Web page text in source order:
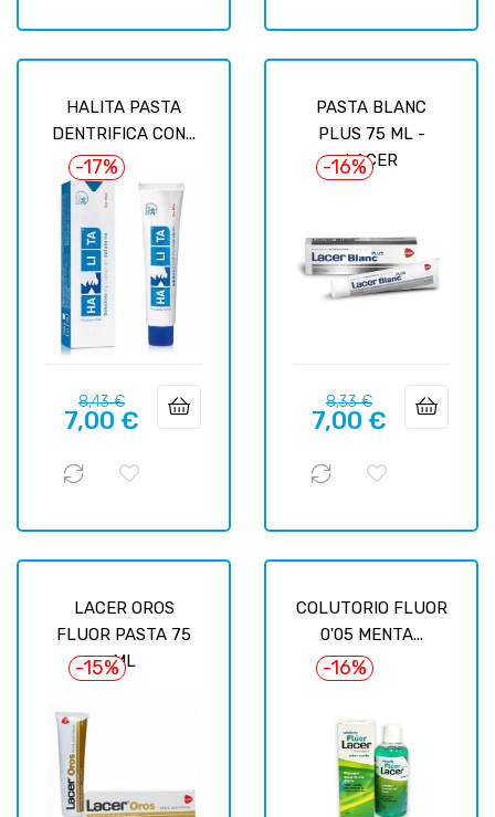
HALITA PASTA
DENTRIFICA CON...
-17%
Prix
habituel
8,43 €Prix
7,00 €
PASTA BLANC
PLUS 75 ML -
LACER
-16%
Prix
habituel
8,33 €Prix
7,00 €
LACER OROS
FLUOR PASTA 75
ML
-15%
COLUTORIO FLUOR
0'05 MENTA...
-16%